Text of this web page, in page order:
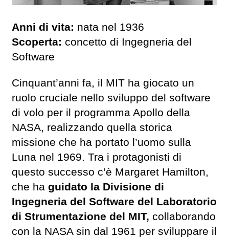
Anni di vita: nata nel 1936
Scoperta: concetto di Ingegneria del
Software
Cinquant’anni fa, il MIT ha giocato un
ruolo cruciale nello sviluppo del software
di volo per il programma Apollo della
NASA, realizzando quella storica
missione che ha portato l’uomo sulla
Luna nel 1969. Tra i protagonisti di
questo successo c’è Margaret Hamilton,
che ha guidato la Divisione di
Ingegneria del Software del Laboratorio
di Strumentazione del MIT, collaborando
con la NASA sin dal 1961 per sviluppare il